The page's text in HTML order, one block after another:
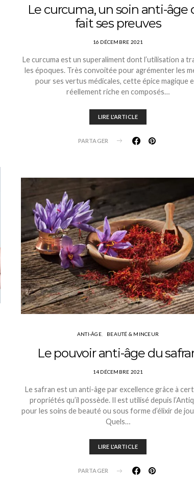
Le curcuma, un soin anti-âge
fait ses preuves
16 DÉCEMBRE 2021
Le curcuma est un superaliment dont l’utilisation a
les époques. Très convoitée pour agrémenter les
pour ses vertus médicales, cette épice magique
réellement riche en composés…
LIRE L'ARTICLE
PARTAGER
ANTI-ÂGE BEAUTÉ & MINCEUR
Le pouvoir anti-âge du
14 DÉCEMBRE 2021
Le safran est un anti-âge par excellence grâce à
propriétés qu’il possède. Il est utilisé depuis
pour les soins de beauté ou sous forme d’élixir de
Quels…
LIRE L'ARTICLE
PARTAGER